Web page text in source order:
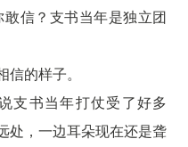
信？支书当年是独立团
的样子。
支书当年打仗受了好多
处，一边耳朵现在还是聋